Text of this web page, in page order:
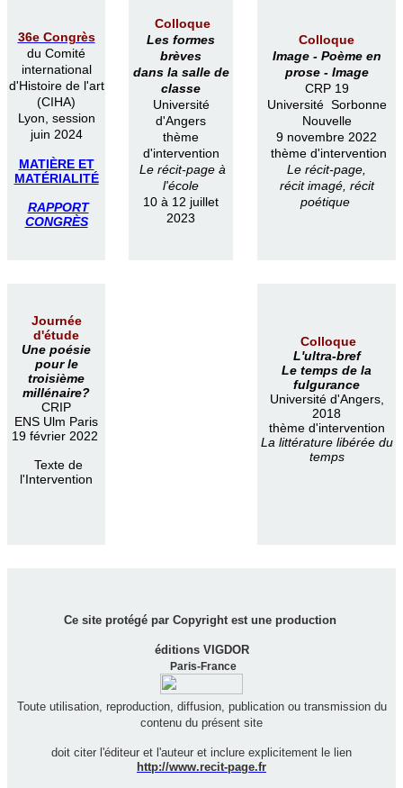
36e Congrès
du Comité
international
d'Histoire de l'art
(CIHA)
Lyon, session
juin 2024
MATIÈRE ET
MATÉRIALITÉ
RAPPORT
CONGRÈS
Colloque
Les formes
brèves
dans la salle de
classe
Université
d'Angers
thème
d'intervention
Le récit-page à
l'école
10 à 12 juillet
2023
Colloque
Image - Poème en
prose - Image
CRP 19
Université Sorbonne
Nouvelle
9 novembre 2022
thème d'intervention
Le récit-page,
récit imagé, récit
poétique
Journée
d'étude
Une poésie
pour le
troisième
millénaire?
CRIP
ENS Ulm Paris
19 février 2022
Texte de
l'Intervention
Colloque
L'ultra-bref
Le temps de la
fulgurance
Université d'Angers,
2018
thème d'intervention
La littérature libérée du
temps
Ce site protégé par Copyright est une production
éditions VIGDOR
Paris-France
Toute utilisation, reproduction, diffusion, publication ou transmission du
contenu du présent site
doit citer l'éditeur et l'auteur et inclure explicitement le lien
http://www.recit-page.fr